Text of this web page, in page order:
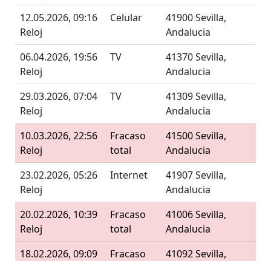
12.05.2026, 09:16
Reloj
Celular
41900 Sevilla,
Andalucia
06.04.2026, 19:56
Reloj
TV
41370 Sevilla,
Andalucia
29.03.2026, 07:04
Reloj
TV
41309 Sevilla,
Andalucia
10.03.2026, 22:56
Reloj
Fracaso
total
41500 Sevilla,
Andalucia
23.02.2026, 05:26
Reloj
Internet
41907 Sevilla,
Andalucia
20.02.2026, 10:39
Reloj
Fracaso
total
41006 Sevilla,
Andalucia
18.02.2026, 09:09
Fracaso
41092 Sevilla,